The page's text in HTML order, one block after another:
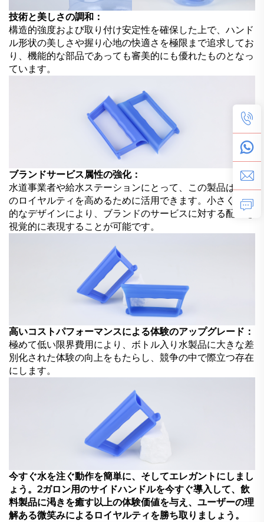
技術と美しさの調和：
構造的強度および取り付け安定性を確保した上で、ハンド
ル形状の美しさや握り心地の快適さを極限まで追求してお
り、機能的な部品であっても審美的にも優れたものとなっ
ています。
ブランドサービス属性の強化：
水道事業者や給水ステーションにとって、この製品は顧客
のロイヤルティを高めるために活用できます。小さく革新
的なデザインにより、ブランドのサービスに対する配慮を
視覚的に表現することが可能です。
高いコストパフォーマンスによる体験のアップグレード：
極めて低い限界費用により、ボトル入り水製品に大きな差
別化された体験の向上をもたらし、競争の中で際立つ存在
にします。
今すぐ水を注ぐ動作を簡単に、そしてエレガントにしまし
ょう。2ガロン用のサイドハンドルを今すぐ導入して、飲
料製品に渇きを癒す以上の体験価値を与え、ユーザーの理
解ある微笑みによるロイヤルティを勝ち取りましょう。